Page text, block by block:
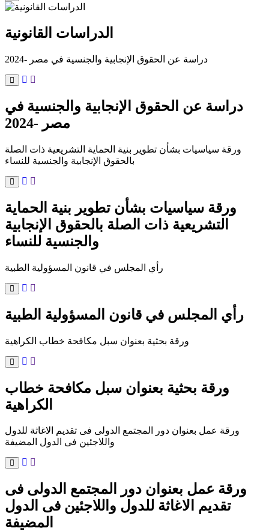
الدراسات القانونية
دراسة عن الحقوق الإنجابية والجنسية في مصر -2024
دراسة عن الحقوق الإنجابية والجنسية في
مصر -2024
ورقة سياسيات بشأن تطوير بنية الحماية التشريعية ذات الصلة
بالحقوق الإنجابية والجنسية للنساء
ورقة سياسيات بشأن تطوير بنية الحماية
التشريعية ذات الصلة بالحقوق الإنجابية
والجنسية للنساء
رأي المجلس في قانون المسؤولية الطبية
رأي المجلس في قانون المسؤولية الطبية
ورقة بحثية بعنوان سبل مكافحة خطاب الكراهية
ورقة بحثية بعنوان سبل مكافحة خطاب
الكراهية
ورقة عمل بعنوان دور المجتمع الدولى فى تقديم الاغاثة للدول
واللاجئين فى الدول المضيفة
ورقة عمل بعنوان دور المجتمع الدولى فى
تقديم الاغاثة للدول واللاجئين فى الدول
المضيفة